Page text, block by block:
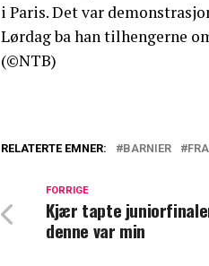
i Paris. Det var
Lørdag ba han tilhengerne
(©NTB)
RELATERTE EMNER: BARNIER
FORRIGE
Kjær tapte
denne var min